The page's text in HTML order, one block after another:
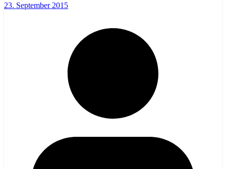
23. September 2015